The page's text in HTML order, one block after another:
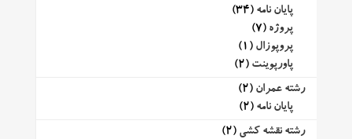
پایان نامه (34)
پروژه (7)
پروپوزال (1)
پاورپوینت (2)
رشته عمران (2)
پایان نامه (2)
رشته نقشه کشی (2)